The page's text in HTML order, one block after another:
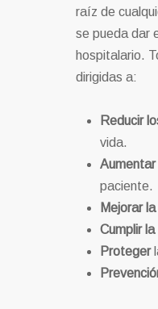
raíz de
se pueda dar
hospitalario.
dirigidas a:
Reducir
vida.
paciente.
Mejorar
Cumplir
Proteger